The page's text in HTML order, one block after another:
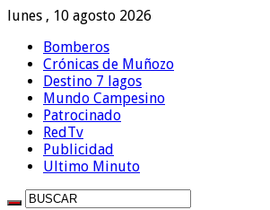
lunes , 10 agosto 2026
Bomberos
Crónicas de Muñozo
Destino 7 lagos
Mundo Campesino
Patrocinado
RedTv
Publicidad
Ultimo Minuto